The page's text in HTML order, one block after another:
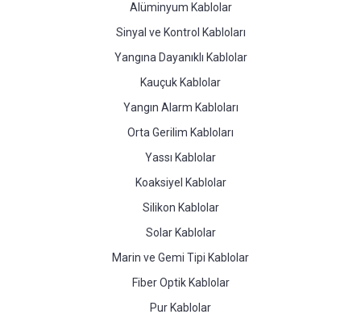
Alüminyum Kablolar
Sinyal ve Kontrol Kabloları
Yangına Dayanıklı Kablolar
Kauçuk Kablolar
Yangın Alarm Kabloları
Orta Gerilim Kabloları
Yassı Kablolar
Koaksiyel Kablolar
Silikon Kablolar
Solar Kablolar
Marin ve Gemi Tipi Kablolar
Fiber Optik Kablolar
Pur Kablolar